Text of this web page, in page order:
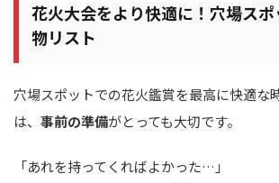
花火大会をより快適に！穴場ス
物リスト
穴場スポットでの花火鑑賞を最高に快適な
は、 事前の準備がとっても大切です。
「あれを持ってくればよかった…」